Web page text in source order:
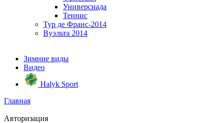
Универсиада
Теннис
Тур де Франс-2014
Вуэльта 2014
Зимние виды
Видео
Halyk Sport
Главная
Авторизация